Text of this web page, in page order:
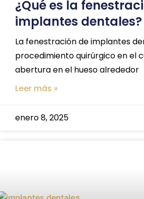
¿Qué es la
implantes dentales?
La fenestración de implantes
procedimiento quirúrgico en el
abertura en el hueso alrededor
Leer más »
enero 8, 2025